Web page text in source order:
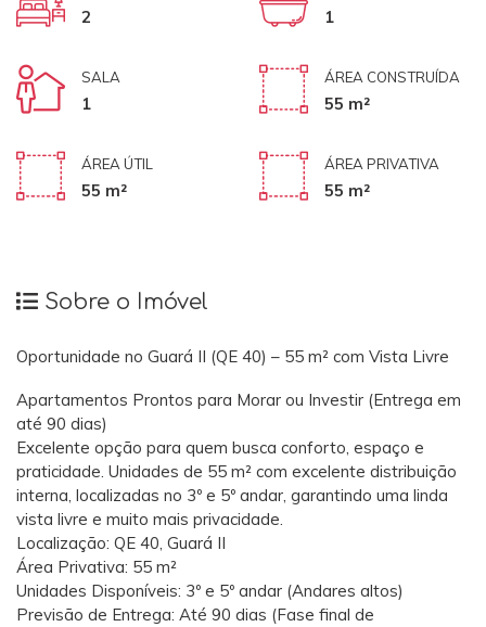
2 1
SALA
1
ÁREA CONSTRUÍDA
55 m²
ÁREA ÚTIL
55 m²
ÁREA PRIVATIVA
55 m²
Sobre o Imóvel
Oportunidade no Guará II (QE 40) – 55 m² com Vista Livre
​Apartamentos Prontos para Morar ou Investir (Entrega em
até 90 dias)
​Excelente opção para quem busca conforto, espaço e
praticidade. Unidades de 55 m² com excelente distribuição
interna, localizadas no 3º e 5º andar, garantindo uma linda
vista livre e muito mais privacidade.
​Localização: QE 40, Guará II
​Área Privativa: 55 m²
​Unidades Disponíveis: 3º e 5º andar (Andares altos)
​Previsão de Entrega: Até 90 dias (Fase final de